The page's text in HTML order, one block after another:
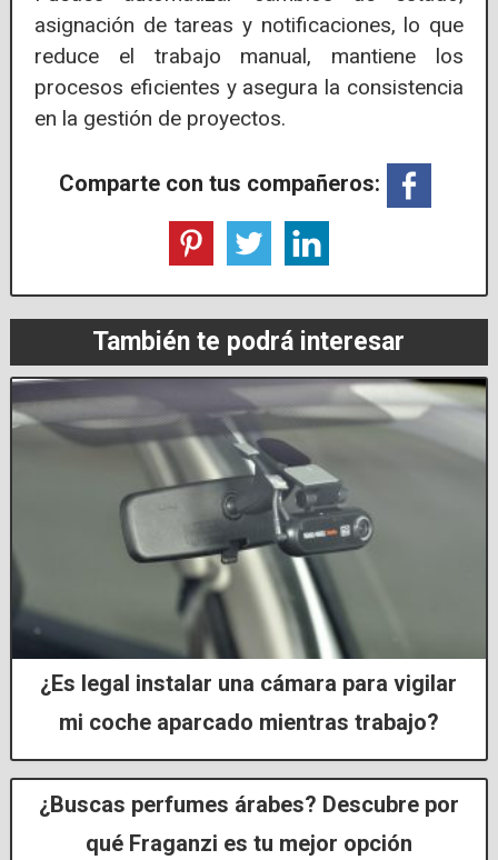
asignación de tareas y notificaciones, lo que
reduce el trabajo manual, mantiene los
procesos eficientes y asegura la consistencia
en la gestión de proyectos.
Comparte con tus compañeros:
También te podrá interesar
¿Es legal instalar una cámara para vigilar
mi coche aparcado mientras trabajo?
¿Buscas perfumes árabes? Descubre por
qué Fraganzi es tu mejor opción